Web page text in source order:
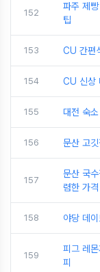
152
파주 제
팁
153 CU 간편
154 CU 신상
155 대전 숙
156 문산 고
157
문산 국
렴한 가격
158 야당 데
159
피그 레
피